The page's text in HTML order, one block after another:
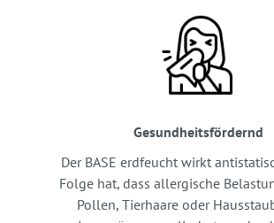
Gesundheitsfördernd
Der BASE erdfeucht wirkt
Folge hat, dass allergische
Pollen, Tierhaare oder